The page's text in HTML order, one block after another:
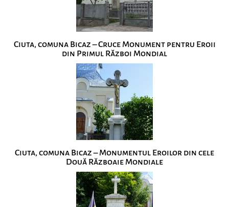
Ciuta, comuna Bicaz – Cruce Monument pentru Eroii
din Primul Război Mondial
Ciuta, comuna Bicaz – Monumentul Eroilor din cele
Două Războaie Mondiale